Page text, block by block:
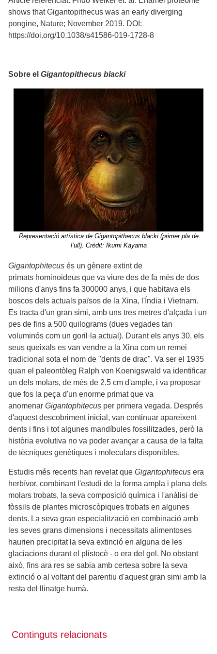
shows that Gigantopithecus was an early diverging
pongine, Nature; November 2019. DOI:
https://doi.org/10.1038/s41586-019-1728-8
Sobre el Gigantopithecus blacki
Representació artística de Gigantopithecus blacki (primer pla de
l’ull). Crèdit: Ikumi Kayama
Gigantophitecus és un gènere extint de
primats hominoideus que va viure des de fa més de dos
milions d'anys fins fa 300000 anys, i que habitava els
boscos dels actuals països de la Xina, l'Índia i Vietnam.
Es tracta d'un gran simi, amb uns tres metres d'alçada i un
pes de fins a 500 quilograms (dues vegades tan
voluminós com un goril·la actual). Durant els anys 30, els
seus queixals es van vendre a la Xina com un remei
tradicional sota el nom de "dents de drac". Va ser el 1935
quan el paleontòleg Ralph von Koenigswald va identificar
un dels molars, de més de 2.5 cm d'ample, i va proposar
que fos la peça d'un enorme primat que va
anomenar Gigantophitecus per primera vegada. Després
d'aquest descobriment inicial, van continuar apareixent
dents i fins i tot algunes mandíbules fossilitzades, però la
història evolutiva no va poder avançar a causa de la falta
de tècniques genètiques i moleculars disponibles.
Estudis més recents han revelat que Gigantophitecus era
herbívor, combinant l'estudi de la forma ampla i plana dels
molars trobats, la seva composició química i l'anàlisi de
fòssils de plantes microscòpiques trobats en algunes
dents. La seva gran especialització en combinació amb
les seves grans dimensions i necessitats alimentoses
haurien precipitat la seva extinció en alguna de les
glaciacions durant el plistocè - o era del gel. No obstant
això, fins ara res se sabia amb certesa sobre la seva
extinció o al voltant del parentiu d'aquest gran simi amb la
resta del llinatge humà.
Continguts relacionats